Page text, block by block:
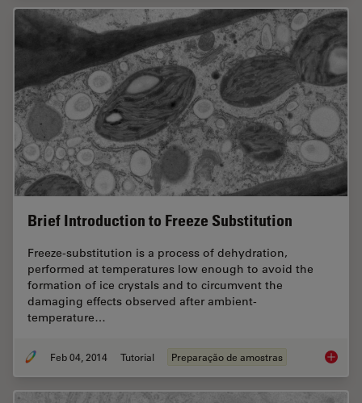
Brief Introduction to Freeze Substitution
Freeze-substitution is a process of dehydration,
performed at temperatures low enough to avoid the
formation of ice crystals and to circumvent the
damaging effects observed after ambient-
temperature…
Feb 04, 2014 Tutorial Preparação de amostras Brief